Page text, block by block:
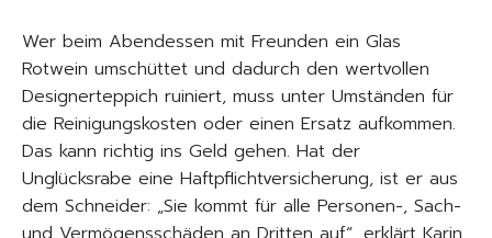
Wer beim Abendessen mit Freunden ein Glas
Rotwein umschüttet und dadurch den wertvollen
Designerteppich ruiniert, muss unter Umständen für
die Reinigungskosten oder einen Ersatz aufkommen.
Das kann richtig ins Geld gehen. Hat der
Unglücksrabe eine Haftpflichtversicherung, ist er aus
dem Schneider: „Sie kommt für alle Personen-, Sach-